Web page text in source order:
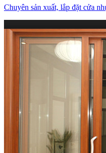
Chuyên sản xuất, lắp đặt cửa